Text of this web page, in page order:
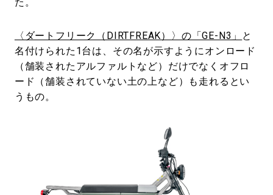
た。
〈ダートフリーク（DIRTFREAK）〉の「GE-N3」 と
名付けられた1台は、その名が示すようにオンロード
（舗装されたアルファルトなど）だけでなくオフロ
ード（舗装されていない土の上など）も走れるとい
うもの。